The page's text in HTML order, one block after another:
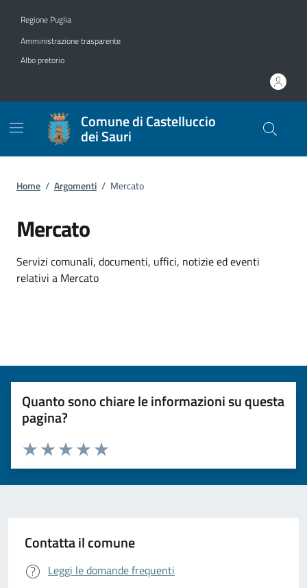
Regione Puglia
Amministrazione trasparente
Albo pretorio
Comune di Castelluccio
dei Sauri
Home / Argomenti / Mercato
Mercato
Dettagli dell'argomento
Servizi comunali, documenti, uffici, notizie ed eventi
relativi a Mercato
Quanto sono chiare le informazioni su questa
pagina?
Valuta da 1 a 5 stelle la pagina
Valuta 5 stelle su 5
Valuta 4 stelle su 5
Valuta 3 stelle su 5
Valuta 2 stelle su 5
Valuta 1 stelle su 5
Contatta il comune
Leggi le domande frequenti